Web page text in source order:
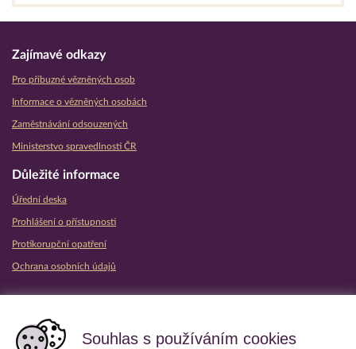
Souhlas s používáním cookies
Zajímavé odkazy
Pro příbuzné vězněných osob
Informace o vězněných osobách
Zaměstnávání odsouzených
Ministerstvo spravedlnosti ČR
Důležité informace
Úřední deska
Prohlášení o přístupnosti
Protikorupční opatření
Ochrana osobních údajů